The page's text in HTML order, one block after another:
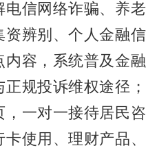
电信网络诈骗、养老
资辨别、个人金融信
内容，系统普及金融
规投诉维权途径；
，一对一接待居民咨
使用、理财产品、